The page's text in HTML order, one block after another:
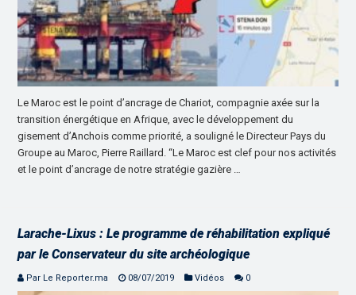
Le Maroc est le point d’ancrage de Chariot, compagnie axée sur la
transition énergétique en Afrique, avec le développement du
gisement d’Anchois comme priorité, a souligné le Directeur Pays du
Groupe au Maroc, Pierre Raillard. “Le Maroc est clef pour nos activités
et le point d’ancrage de notre stratégie gazière …
Larache-Lixus : Le programme de réhabilitation expliqué
par le Conservateur du site archéologique
Par Le Reporter.ma 08/07/2019 Vidéos 0